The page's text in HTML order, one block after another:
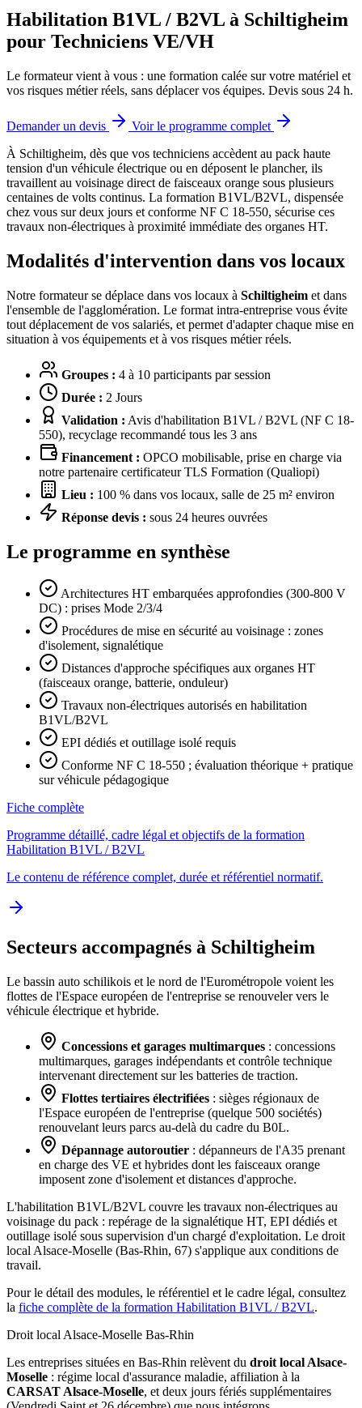
Habilitation B1VL / B2VL à Schiltigheim
pour Techniciens VE/VH
Le formateur vient à vous : une formation calée sur votre matériel et
vos risques métier réels, sans déplacer vos équipes. Devis sous 24 h.
Demander un devis
Voir le programme complet
À Schiltigheim, dès que vos techniciens accèdent au pack haute
tension d'un véhicule électrique ou en déposent le plancher, ils
travaillent au voisinage direct de faisceaux orange sous plusieurs
centaines de volts continus. La formation B1VL/B2VL, dispensée
chez vous sur deux jours et conforme NF C 18-550, sécurise ces
travaux non-électriques à proximité immédiate des organes HT.
Modalités d'intervention dans vos locaux
Notre formateur se déplace dans vos locaux à Schiltigheim et dans
l'ensemble de l'agglomération. Le format intra-entreprise vous évite
tout déplacement de vos salariés, et permet d'adapter chaque mise en
situation à vos équipements et à vos risques métier réels.
Groupes : 4 à 10 participants par session
Durée : 2 Jours
Validation : Avis d'habilitation B1VL / B2VL (NF C 18-
550), recyclage recommandé tous les 3 ans
Financement : OPCO mobilisable, prise en charge via
notre partenaire certificateur TLS Formation (Qualiopi)
Lieu : 100 % dans vos locaux, salle de 25 m² environ
Réponse devis : sous 24 heures ouvrées
Le programme en synthèse
Architectures HT embarquées approfondies (300-800 V
DC) : prises Mode 2/3/4
Procédures de mise en sécurité au voisinage : zones
d'isolement, signalétique
Distances d'approche spécifiques aux organes HT
(faisceaux orange, batterie, onduleur)
Travaux non-électriques autorisés en habilitation
B1VL/B2VL
EPI dédiés et outillage isolé requis
Conforme NF C 18-550 ; évaluation théorique + pratique
sur véhicule pédagogique
Fiche complète
Programme détaillé, cadre légal et objectifs de la formation
Habilitation B1VL / B2VL
Le contenu de référence complet, durée et référentiel normatif.
Secteurs accompagnés à Schiltigheim
Le bassin auto schilikois et le nord de l'Eurométropole voient les
flottes de l'Espace européen de l'entreprise se renouveler vers le
véhicule électrique et hybride.
Concessions et garages multimarques : concessions
multimarques, garages indépendants et contrôle technique
intervenant directement sur les batteries de traction.
Flottes tertiaires électrifiées : sièges régionaux de
l'Espace européen de l'entreprise (quelque 500 sociétés)
renouvelant leurs parcs au-delà du cadre du B0L.
Dépannage autoroutier : dépanneurs de l'A35 prenant
en charge des VE et hybrides dont les faisceaux orange
imposent zone d'isolement et distances d'approche.
L'habilitation B1VL/B2VL couvre les travaux non-électriques au
voisinage du pack : repérage de la signalétique HT, EPI dédiés et
outillage isolé sous supervision d'un chargé d'exploitation. Le droit
local Alsace-Moselle (Bas-Rhin, 67) s'applique aux conditions de
travail.
Pour le détail des modules, le référentiel et le cadre légal, consultez
la fiche complète de la formation Habilitation B1VL / B2VL.
Droit local Alsace-Moselle Bas-Rhin
Les entreprises situées en Bas-Rhin relèvent du droit local Alsace-
Moselle : régime local d'assurance maladie, affiliation à la
CARSAT Alsace-Moselle, et deux jours fériés supplémentaires